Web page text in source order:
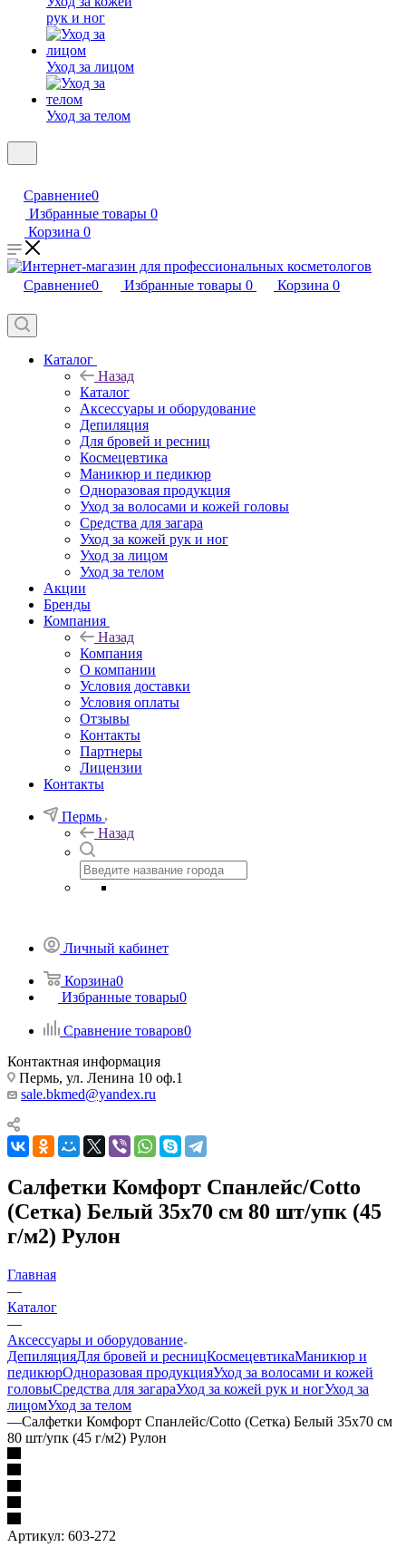
рук и ног
Уход за лицом
Уход за телом
Сравнение0
Избранные товары 0
Корзина 0
Сравнение0 Избранные товары 0 Корзина 0
Каталог
Назад
Каталог
Аксессуары и оборудование
Депиляция
Для бровей и ресниц
Космецевтика
Маникюр и педикюр
Одноразовая продукция
Уход за волосами и кожей головы
Средства для загара
Уход за кожей рук и ног
Уход за лицом
Уход за телом
Акции
Бренды
Компания
Назад
Компания
О компании
Условия доставки
Условия оплаты
Отзывы
Контакты
Партнеры
Лицензии
Контакты
Пермь
Назад
Личный кабинет
Корзина0
Избранные товары0
Сравнение товаров0
Контактная информация
Пермь, ул. Ленина 10 оф.1
sale.bkmed@yandex.ru
Салфетки Комфорт Спанлейс/Cotto
(Сетка) Белый 35х70 см 80 шт/упк (45
г/м2) Рулон
Главная
—
Каталог
—
Аксессуары и оборудование
ДепиляцияДля бровей и ресницКосмецевтикаМаникюр и
педикюрОдноразовая продукцияУход за волосами и кожей
головыСредства для загараУход за кожей рук и ногУход за
лицомУход за телом
—Салфетки Комфорт Спанлейс/Cotto (Сетка) Белый 35х70 см
80 шт/упк (45 г/м2) Рулон
Артикул: 603-272